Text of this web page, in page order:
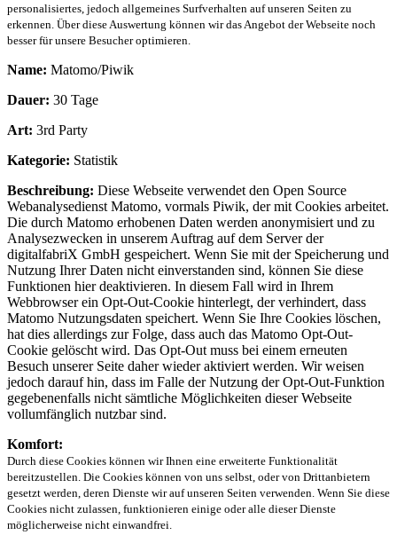
personalisiertes, jedoch allgemeines Surfverhalten auf unseren Seiten zu
erkennen. Über diese Auswertung können wir das Angebot der Webseite noch
besser für unsere Besucher optimieren.
Name: Matomo/Piwik
Dauer: 30 Tage
Art: 3rd Party
Kategorie: Statistik
Beschreibung: Diese Webseite verwendet den Open Source
Webanalysedienst Matomo, vormals Piwik, der mit Cookies arbeitet.
Die durch Matomo erhobenen Daten werden anonymisiert und zu
Analysezwecken in unserem Auftrag auf dem Server der
digitalfabriX GmbH gespeichert. Wenn Sie mit der Speicherung und
Nutzung Ihrer Daten nicht einverstanden sind, können Sie diese
Funktionen hier deaktivieren. In diesem Fall wird in Ihrem
Webbrowser ein Opt-Out-Cookie hinterlegt, der verhindert, dass
Matomo Nutzungsdaten speichert. Wenn Sie Ihre Cookies löschen,
hat dies allerdings zur Folge, dass auch das Matomo Opt-Out-
Cookie gelöscht wird. Das Opt-Out muss bei einem erneuten
Besuch unserer Seite daher wieder aktiviert werden. Wir weisen
jedoch darauf hin, dass im Falle der Nutzung der Opt-Out-Funktion
gegebenenfalls nicht sämtliche Möglichkeiten dieser Webseite
vollumfänglich nutzbar sind.
Komfort:
Durch diese Cookies können wir Ihnen eine erweiterte Funktionalität
bereitzustellen. Die Cookies können von uns selbst, oder von Drittanbietern
gesetzt werden, deren Dienste wir auf unseren Seiten verwenden. Wenn Sie diese
Cookies nicht zulassen, funktionieren einige oder alle dieser Dienste
möglicherweise nicht einwandfrei.